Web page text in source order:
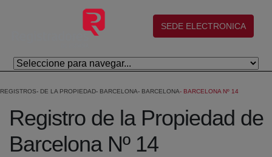
Eduki nagusira joan
(abre en nueva ventana)
SEDE ELECTRONICA
REGISTROS DE LA PROPIEDAD BARCELONA BARCELONA BARCELONA Nº 14
Registro de la Propiedad de
Barcelona Nº 14